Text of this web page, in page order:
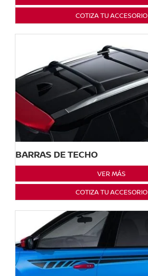
COTIZA TU ACCESORIO
BARRAS DE TECHO
VER MÁS
COTIZA TU ACCESORIO